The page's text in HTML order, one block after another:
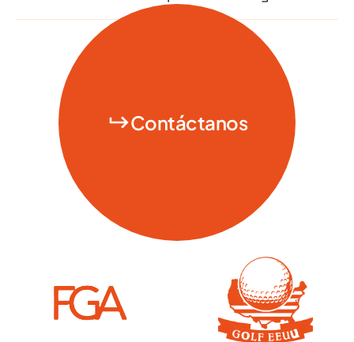
Contáctanos